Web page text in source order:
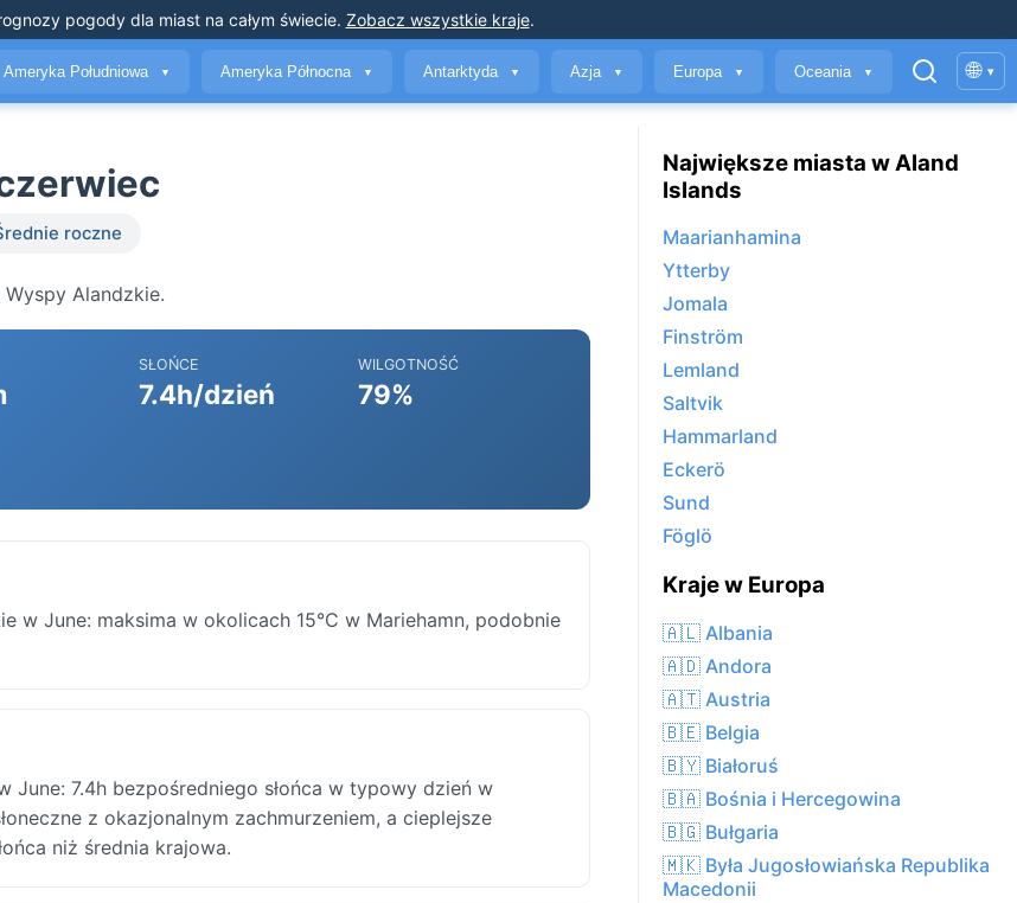
pogodydla miast na całym świecie. Zobacz wszystkie kraje.
Ameryka Południowa ▼ Ameryka Północna ▼ Antarktyda ▼ Azja ▼ Europa ▼ Oceania ▼ 🌐 ▾
roczne
Alandzkie.
SŁOŃCE
7.4h/dzień
WILGOTNOŚĆ
79%
w June: maksima w okolicach 15°C w Mariehamn, podobnie
June: 7.4h bezpośredniego słońca w typowy dzień w
z okazjonalnym zachmurzeniem, a cieplejsze
niż średnia krajowa.
Największe miasta w Aland
Islands
Maarianhamina
Ytterby
Jomala
Finström
Lemland
Saltvik
Hammarland
Eckerö
Sund
Föglö
Kraje w Europa
🇦🇱 Albania
🇦🇩 Andora
🇦🇹 Austria
🇧🇪 Belgia
🇧🇾 Białoruś
🇧🇦 Bośnia i Hercegowina
🇧🇬 Bułgaria
🇲🇰 Była Jugosłowiańska Republika
Macedonii